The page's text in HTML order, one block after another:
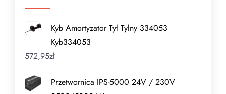
Kyb Amortyzator Tył Tylny 334053
Kyb334053
572,95zł
Przetwornica IPS-5000 24V / 230V